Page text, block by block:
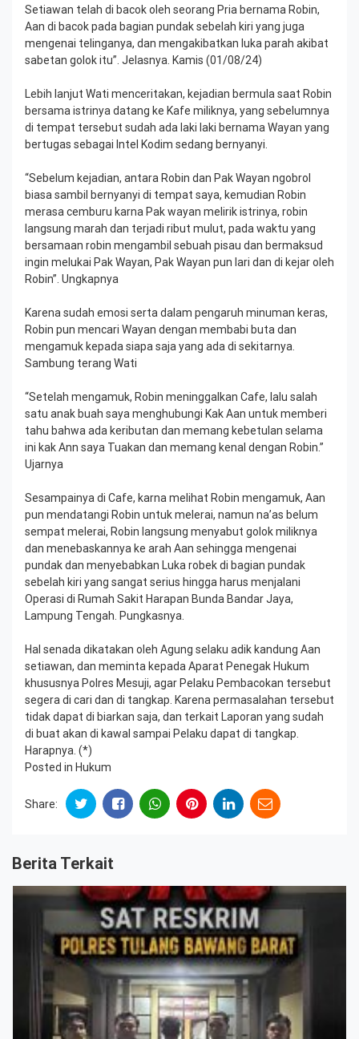
Setiawan telah di bacok oleh seorang Pria bernama Robin,
Aan di bacok pada bagian pundak sebelah kiri yang juga
mengenai telinganya, dan mengakibatkan luka parah akibat
sabetan golok itu”. Jelasnya. Kamis (01/08/24)
Lebih lanjut Wati menceritakan, kejadian bermula saat Robin
bersama istrinya datang ke Kafe miliknya, yang sebelumnya
di tempat tersebut sudah ada laki laki bernama Wayan yang
bertugas sebagai Intel Kodim sedang bernyanyi.
“Sebelum kejadian, antara Robin dan Pak Wayan ngobrol
biasa sambil bernyanyi di tempat saya, kemudian Robin
merasa cemburu karna Pak wayan melirik istrinya, robin
langsung marah dan terjadi ribut mulut, pada waktu yang
bersamaan robin mengambil sebuah pisau dan bermaksud
ingin melukai Pak Wayan, Pak Wayan pun lari dan di kejar oleh
Robin”. Ungkapnya
Karena sudah emosi serta dalam pengaruh minuman keras,
Robin pun mencari Wayan dengan membabi buta dan
mengamuk kepada siapa saja yang ada di sekitarnya.
Sambung terang Wati
“Setelah mengamuk, Robin meninggalkan Cafe, lalu salah
satu anak buah saya menghubungi Kak Aan untuk memberi
tahu bahwa ada keributan dan memang kebetulan selama
ini kak Ann saya Tuakan dan memang kenal dengan Robin.”
Ujarnya
Sesampainya di Cafe, karna melihat Robin mengamuk, Aan
pun mendatangi Robin untuk melerai, namun na’as belum
sempat melerai, Robin langsung menyabut golok miliknya
dan menebaskannya ke arah Aan sehingga mengenai
pundak dan menyebabkan Luka robek di bagian pundak
sebelah kiri yang sangat serius hingga harus menjalani
Operasi di Rumah Sakit Harapan Bunda Bandar Jaya,
Lampung Tengah. Pungkasnya.
Hal senada dikatakan oleh Agung selaku adik kandung Aan
setiawan, dan meminta kepada Aparat Penegak Hukum
khususnya Polres Mesuji, agar Pelaku Pembacokan tersebut
segera di cari dan di tangkap. Karena permasalahan tersebut
tidak dapat di biarkan saja, dan terkait Laporan yang sudah
di buat akan di kawal sampai Pelaku dapat di tangkap.
Harapnya. (*)
Posted in Hukum
Share:
Berita Terkait